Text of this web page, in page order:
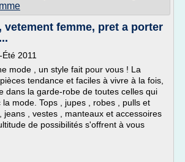
vetement femme, pret a porter
2011
mode , un style fait pour vous ! La
tendance et faciles à vivre à la fois,
dans la garde-robe de toutes celles qui
mode. Tops , jupes , robes , pulls et
jeans , vestes , manteaux et accessoires
de possibilités s'offrent à vous